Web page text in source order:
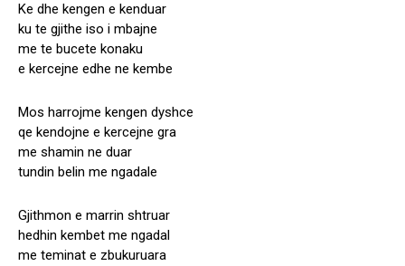
Ke dhe kengen e kenduar
ku te gjithe iso i mbajne
me te bucete konaku
e kercejne edhe ne kembe
Mos harrojme kengen dyshce
qe kendojne e kercejne gra
me shamin ne duar
tundin belin me ngadale
Gjithmon e marrin shtruar
hedhin kembet me ngadal
me teminat e zbukuruara